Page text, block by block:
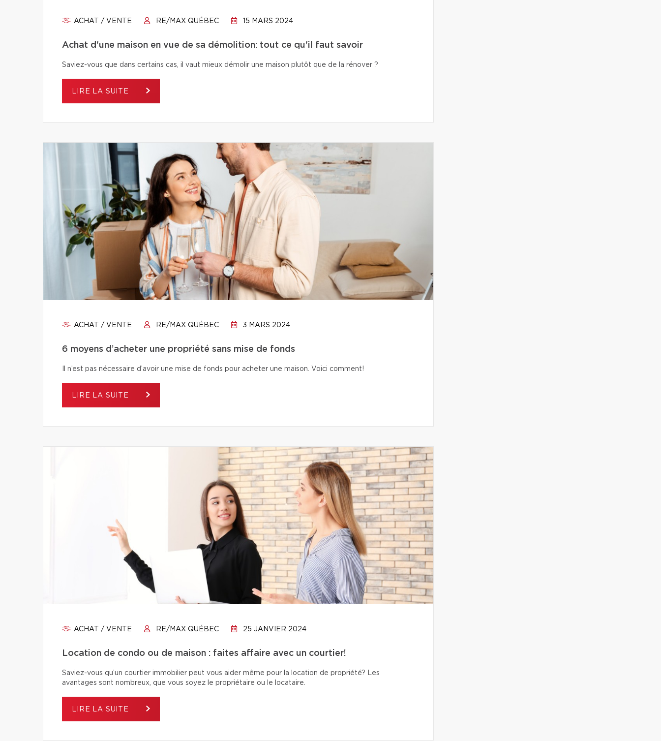
ACHAT / VENTE RE/MAX QUÉBEC 15 MARS 2024
Achat d'une maison en vue de sa démolition: tout ce qu'il faut savoir
Saviez-vous que dans certains cas, il vaut mieux démolir une maison plutôt que de la rénover ?
LIRE LA SUITE
ACHAT / VENTE RE/MAX QUÉBEC 3 MARS 2024
6 moyens d’acheter une propriété sans mise de fonds
Il n’est pas nécessaire d’avoir une mise de fonds pour acheter une maison. Voici comment!
LIRE LA SUITE
ACHAT / VENTE RE/MAX QUÉBEC 25 JANVIER 2024
Location de condo ou de maison : faites affaire avec un courtier!
Saviez-vous qu’un courtier immobilier peut vous aider même pour la location de propriété? Les
avantages sont nombreux, que vous soyez le propriétaire ou le locataire.
LIRE LA SUITE